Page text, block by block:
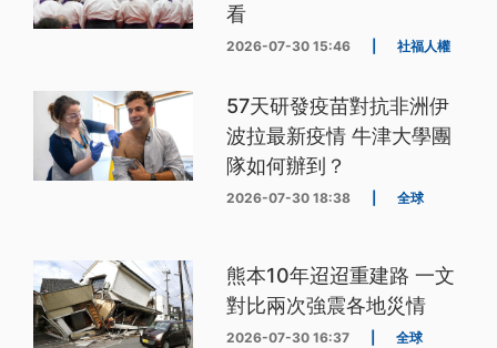
看
2026-07-30 15:46 社福人權
57天研發疫苗對抗非洲伊
波拉最新疫情 牛津大學團
隊如何辦到？
2026-07-30 18:38 全球
熊本10年迢迢重建路 一文
對比兩次強震各地災情
2026-07-30 16:37 全球